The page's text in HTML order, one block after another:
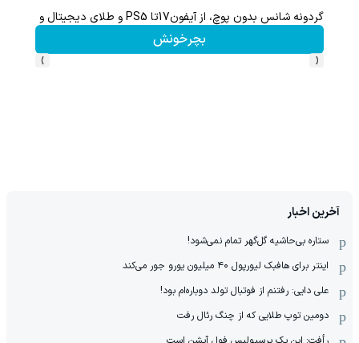
گردونه شانس بدون پوچ، از آیفون17تا PS5 و طلای دیجیتال و دلار🔥
بچرخونش
‹
›
آخرین اخبار
ستاره بی‌حاشیه گل‌گهر تمام نمی‌شود!
اینتر برای هافبک لیورپول ۴۰ میلیون یورو جور می‌کند
علی دایی: رفتنم از فوتبال تولد دوباره‌ام بود!
دومین توپ طلایی که از چنگ رئال رفت